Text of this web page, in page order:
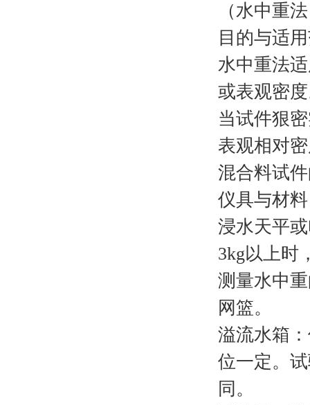
（水中重
目的与适
水中重法
或表观密
当试件狠
表观相对
混合料试
仪具与材料
浸水天平
3kg以上时
测量水中
网篮。
溢流水箱
位一定。
同。